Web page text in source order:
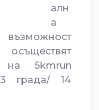
алн
а
на 5kmrun
града/ 14